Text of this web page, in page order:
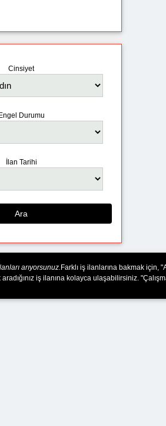
Cinsiyet
Engel Durumu
İlan Tarihi
Ara
arıyorsunuz. Farklı iş ilanlarına bakmak için,
iş ilanına kolayca ulaşabilirsiniz.